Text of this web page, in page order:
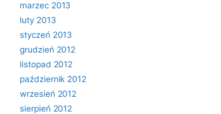
marzec 2013
luty 2013
styczeń 2013
grudzień 2012
listopad 2012
październik 2012
wrzesień 2012
sierpień 2012